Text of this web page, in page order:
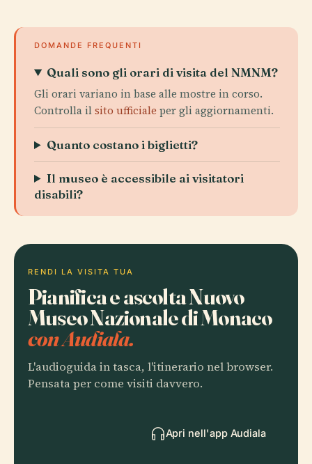
DOMANDE FREQUENTI
Quali sono gli orari di visita del NMNM?
Gli orari variano in base alle mostre in corso.
Controlla ilsito ufficiale per gli aggiornamenti.
Quanto costano i biglietti?
Il museo è accessibile ai visitatori
disabili?
RENDI LA VISITA TUA
Pianifica e ascolta Nuovo
Museo Nazionale di Monaco
con Audiala.
L'audioguida in tasca, l'itinerario nel browser.
Pensata per come visiti davvero.
Apri nell'app Audiala